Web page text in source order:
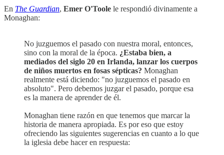
En The Guardian, Emer O'Toole le respondió divinamente a
Monaghan:
No juzguemos el pasado con nuestra moral, entonces,
sino con la moral de la época. ¿Estaba bien, a
mediados del siglo 20 en Irlanda, lanzar los cuerpos
de niños muertos en fosas sépticas? Monaghan
realmente está diciendo: "no juzguemos el pasado en
absoluto". Pero debemos juzgar el pasado, porque esa
es la manera de aprender de él.
Monaghan tiene razón en que tenemos que marcar la
historia de manera apropiada. Es por eso que estoy
ofreciendo las siguientes sugerencias en cuanto a lo que
la iglesia debe hacer en respuesta: